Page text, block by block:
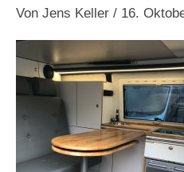
Von Jens Keller / 16.